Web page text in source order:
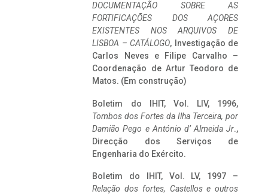
DOCUMENTAÇÃO SOBRE AS
FORTIFICAÇÕES DOS AÇORES
EXISTENTES NOS ARQUIVOS DE
LISBOA – CATÁLOGO, Investigação de
Carlos Neves e Filipe Carvalho –
Coordenação de Artur Teodoro de
Matos. (Em construção)
Boletim do IHIT, Vol. LIV, 1996,
Tombos dos Fortes da Ilha Terceira, por
Damião Pego e António d’ Almeida Jr.,
Direcção dos Serviços de
Engenharia do Exército.
Boletim do IHIT, Vol. LV, 1997 –
Relação dos fortes, Castellos e outros